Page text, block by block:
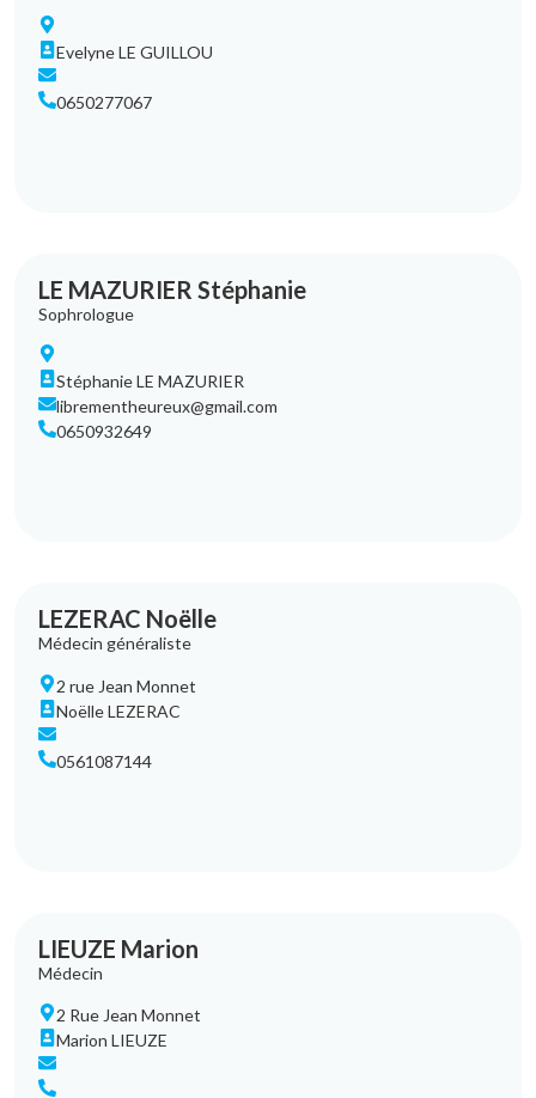
Evelyne LE GUILLOU
0650277067
LE MAZURIER Stéphanie
Sophrologue
Stéphanie LE MAZURIER
librementheureux@gmail.com
0650932649
LEZERAC Noëlle
Médecin généraliste
2 rue Jean Monnet
Noëlle LEZERAC
0561087144
LIEUZE Marion
Médecin
2 Rue Jean Monnet
Marion LIEUZE